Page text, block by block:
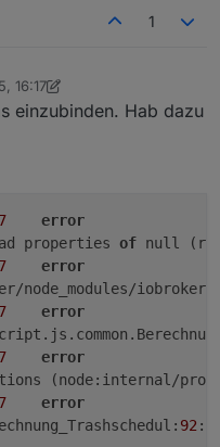
1
16:17
einzubinden. Hab dazu
error
properties of null
error
node_modules/
error
error
(node:internal/
error
92 :